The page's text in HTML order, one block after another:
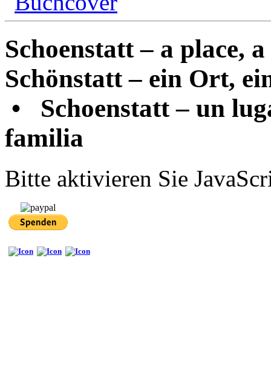
Schoenstatt – a
Schönstatt – ein Ort,
•
Schoenstatt – un
familia
Bitte aktivieren Sie